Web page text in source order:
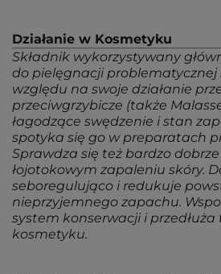
Działanie w Kosmetyku
Składnik wykorzystywany
do pielęgnacji problematycznej
względu na swoje działanie
przeciwgrzybicze (także
łagodzące swędzenie i stan
spotyka się go w preparatach
Sprawdza się też bardzo dobrze
łojotokowym zapaleniu skóry.
seboregulująco i redukuje
nieprzyjemnego zapachu.
system konserwacji i przedłuża
kosmetyku.